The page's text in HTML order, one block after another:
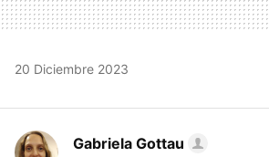
20 Diciembre 2023
Gabriela Gottau